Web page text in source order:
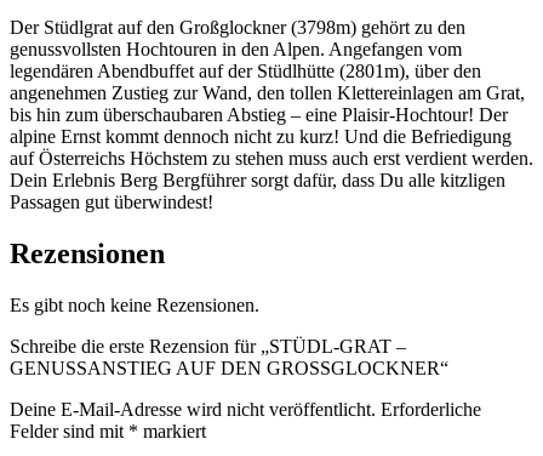
Der Stüdlgrat auf den Großglockner (3798m) gehört zu den
genussvollsten Hochtouren in den Alpen. Angefangen vom
legendären Abendbuffet auf der Stüdlhütte (2801m), über den
angenehmen Zustieg zur Wand, den tollen Klettereinlagen am Grat,
bis hin zum überschaubaren Abstieg – eine Plaisir-Hochtour! Der
alpine Ernst kommt dennoch nicht zu kurz! Und die Befriedigung
auf Österreichs Höchstem zu stehen muss auch erst verdient werden.
Dein Erlebnis Berg Bergführer sorgt dafür, dass Du alle kitzligen
Passagen gut überwindest!
Rezensionen
Es gibt noch keine Rezensionen.
Schreibe die erste Rezension für „STÜDL-GRAT –
GENUSSANSTIEG AUF DEN GROSSGLOCKNER“
Deine E-Mail-Adresse wird nicht veröffentlicht. Erforderliche
Felder sind mit * markiert